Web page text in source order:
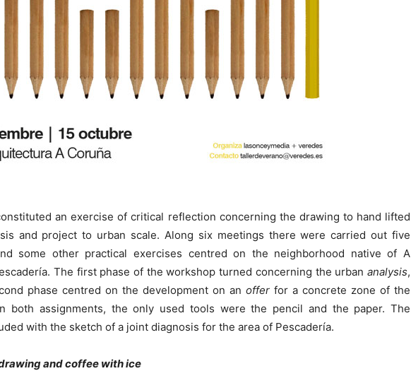
an exercise of critical reflection concerning the drawing to hand lifted
and project to urban scale. Along six meetings there were carried out five
some other practical exercises centred on the neighborhood native of A
The first phase of the workshop turned concerning the urban analysis,
phase centred on the development on an offer for a concrete zone of the
both assignments, the only used tools were the pencil and the paper. The
with the sketch of a joint diagnosis for the area of Pescadería.
and coffee with ice